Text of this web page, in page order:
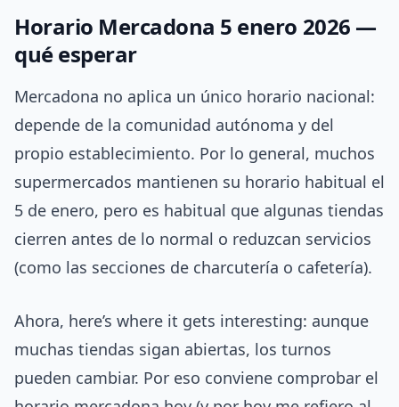
Horario Mercadona 5 enero 2026 —
qué esperar
Mercadona no aplica un único horario nacional:
depende de la comunidad autónoma y del
propio establecimiento. Por lo general, muchos
supermercados mantienen su horario habitual el
5 de enero, pero es habitual que algunas tiendas
cierren antes de lo normal o reduzcan servicios
(como las secciones de charcutería o cafetería).
Ahora, here’s where it gets interesting: aunque
muchas tiendas sigan abiertas, los turnos
pueden cambiar. Por eso conviene comprobar el